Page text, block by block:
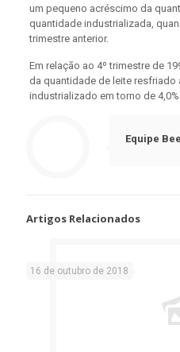
um pequeno acréscimo da
quantidade industrializada,
trimestre anterior.
Em relação ao 4º trimestre de
da quantidade de leite resfriado
industrializado em torno de
Equipe
Artigos Relacionados
16 de outubro de 2018